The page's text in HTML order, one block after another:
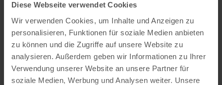
Diese Webseite verwendet Cookies
Wir verwenden Cookies, um Inhalte und Anzeigen zu
personalisieren, Funktionen für soziale Medien anbieten
zu können und die Zugriffe auf unsere Website zu
analysieren. Außerdem geben wir Informationen zu Ihrer
Verwendung unserer Website an unsere Partner für
soziale Medien, Werbung und Analysen weiter. Unsere
Impressionen